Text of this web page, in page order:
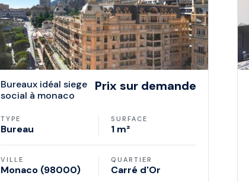
bureaux idéal siege
social à monaco
Prix sur demande
TYPE
Bureau
SURFACE
1 m²
VILLE
Monaco (98000)
QUARTIER
Carré d'Or